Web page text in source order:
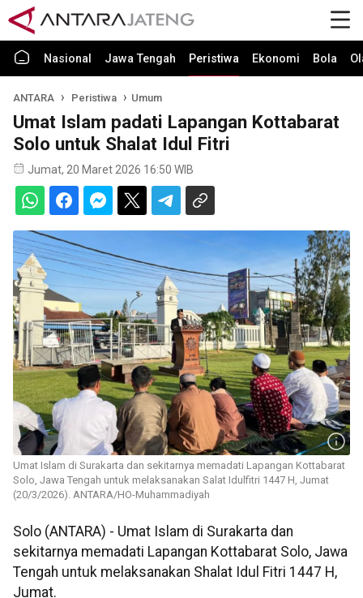
Nasional Jawa Tengah Peristiwa Ekonomi Bola
ANTARA Peristiwa Umum
Umat Islam padati Lapangan Kottabarat
Solo untuk Shalat Idul Fitri
Jumat, 20 Maret 2026 16:50 WIB
Umat Islam di Surakarta dan sekitarnya memadati Lapangan Kottabarat
Solo, Jawa Tengah untuk melaksanakan Salat Idulfitri 1447 H, Jumat
(20/3/2026). ANTARA/HO-Muhammadiyah
Solo (ANTARA) - Umat Islam di Surakarta dan
sekitarnya memadati Lapangan Kottabarat Solo, Jawa
Tengah untuk melaksanakan Shalat Idul Fitri 1447 H,
Jumat.